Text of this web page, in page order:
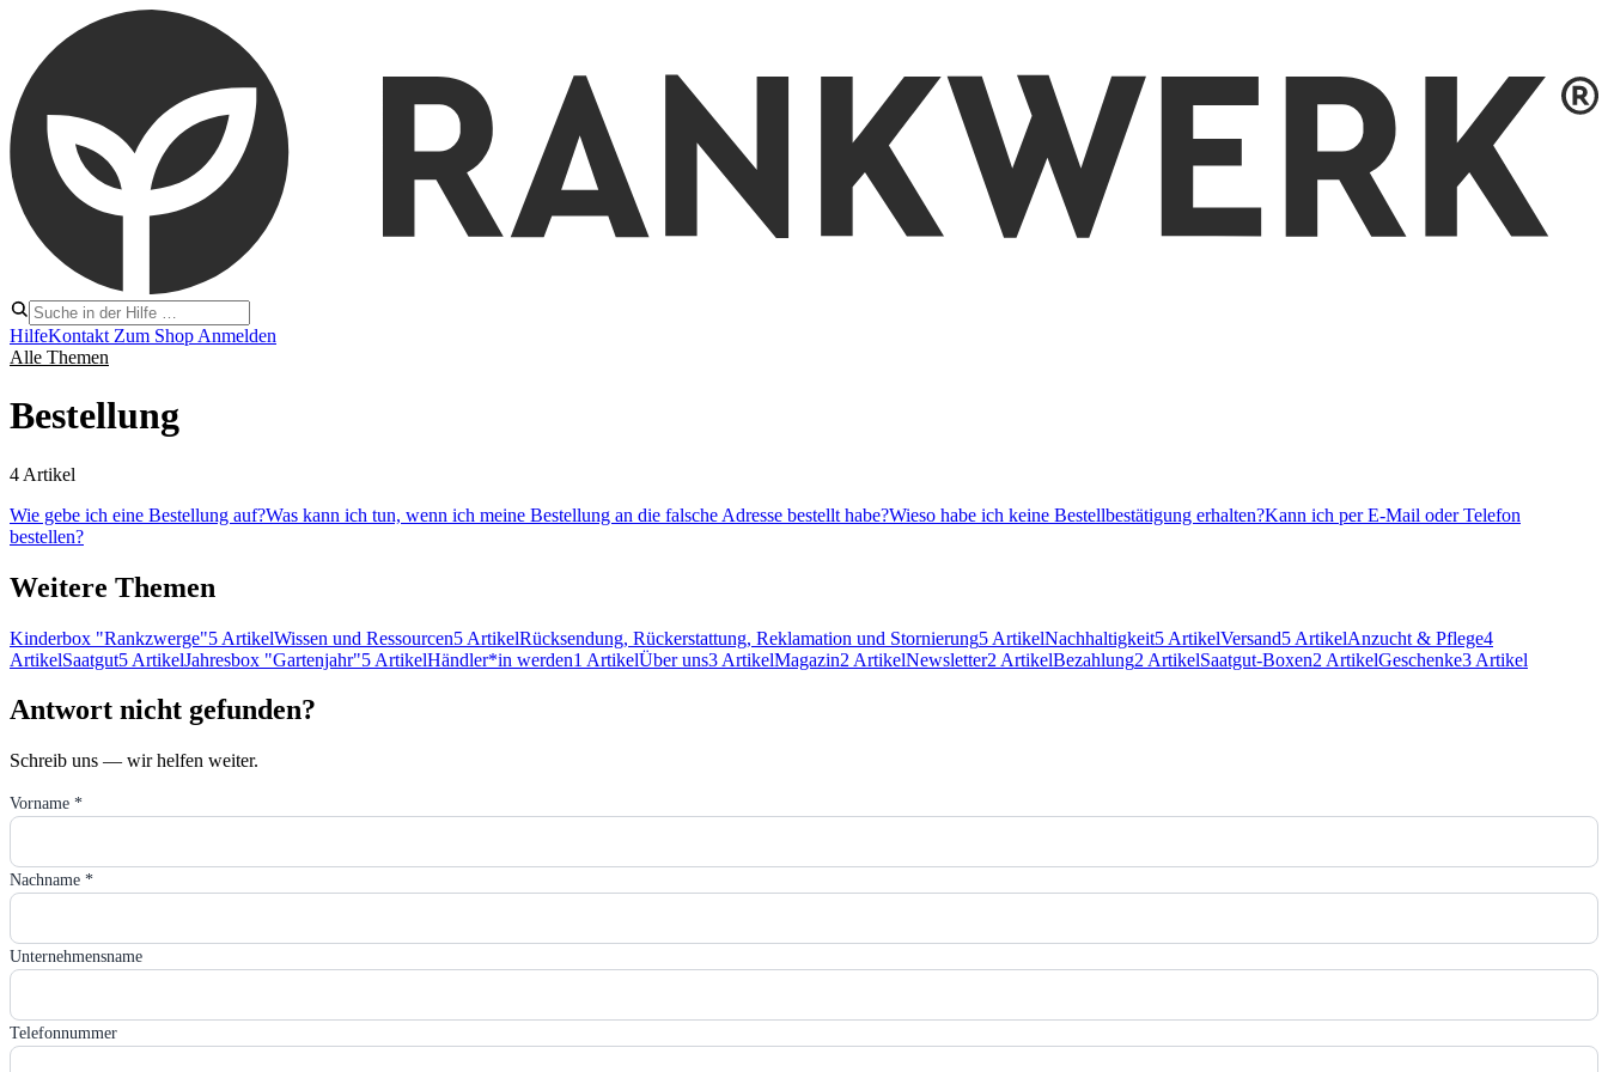
HilfeKontakt Zum Shop Anmelden
Alle Themen
Bestellung
4 Artikel
Wie gebe ich eine Bestellung auf?Was kann ich tun, wenn ich meine Bestellung an die falsche Adresse bestellt habe?Wieso habe ich keine Bestellbestätigung erhalten?Kann ich per E-Mail oder Telefon
bestellen?
Weitere Themen
Kinderbox "Rankzwerge"5 ArtikelWissen und Ressourcen5 ArtikelRücksendung, Rückerstattung, Reklamation und Stornierung5 ArtikelNachhaltigkeit5 ArtikelVersand5 ArtikelAnzucht & Pflege4
ArtikelSaatgut5 ArtikelJahresbox "Gartenjahr"5 ArtikelHändler*in werden1 ArtikelÜber uns3 ArtikelMagazin2 ArtikelNewsletter2 ArtikelBezahlung2 ArtikelSaatgut-Boxen2 ArtikelGeschenke3 Artikel
Antwort nicht gefunden?
Schreib uns — wir helfen weiter.
Vorname *
Nachname *
Unternehmensname
Telefonnummer